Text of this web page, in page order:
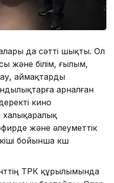
да сәтті шықты. Ол
және білім, ғылым,
аймақтарды
арналған
кино
және әлеуметтік
бойынша көш
ТРК құрылымында